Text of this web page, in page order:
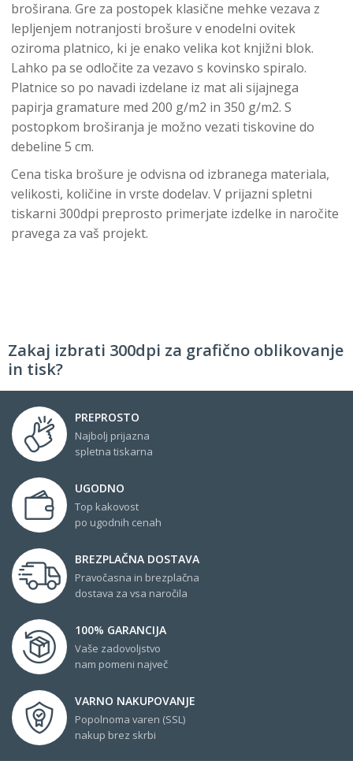
broširana. Gre za postopek klasične mehke vezava z
lepljenjem notranjosti brošure v enodelni ovitek
oziroma platnico, ki je enako velika kot knjižni blok.
Lahko pa se odločite za vezavo s kovinsko spiralo.
Platnice so po navadi izdelane iz mat ali sijajnega
papirja gramature med 200 g/m2 in 350 g/m2. S
postopkom broširanja je možno vezati tiskovine do
debeline 5 cm.
Cena tiska brošure je odvisna od izbranega materiala,
velikosti, količine in vrste dodelav. V prijazni spletni
tiskarni 300dpi preprosto primerjate izdelke in naročite
pravega za vaš projekt.
Zakaj izbrati 300dpi za grafično oblikovanje
in tisk?
PREPROSTO
Najbolj prijazna
spletna tiskarna
UGODNO
Top kakovost
po ugodnih cenah
BREZPLAČNA DOSTAVA
Pravočasna in brezplačna
dostava za vsa naročila
100% GARANCIJA
Vaše zadovoljstvo
nam pomeni največ
VARNO NAKUPOVANJE
Popolnoma varen (SSL)
nakup brez skrbi